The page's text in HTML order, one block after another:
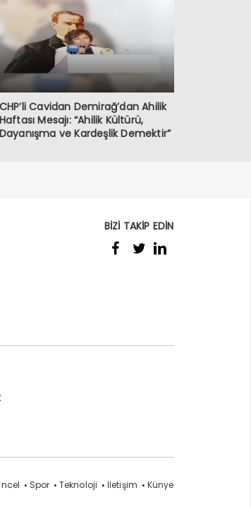
CHP’li Cavidan Demirağ’dan Ahilik
Haftası Mesajı: “Ahilik Kültürü,
Dayanışma ve Kardeşlik Demektir”
BİZİ TAKİP EDİN
Spor Teknoloji İletişim Künye